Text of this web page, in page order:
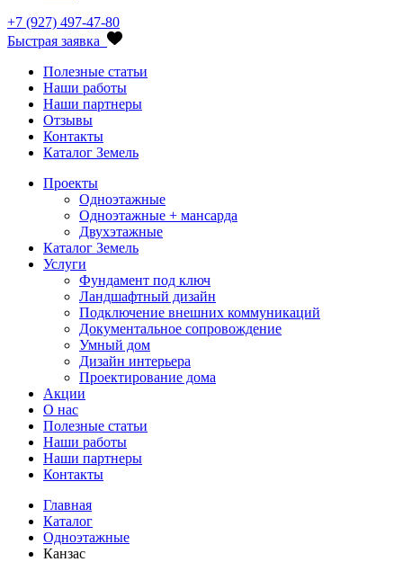
+7 (927) 497-47-80
Быстрая заявка
Полезные статьи
Наши работы
Наши партнеры
Отзывы
Контакты
Каталог Земель
Проекты
Одноэтажные
Одноэтажные + мансарда
Двухэтажные
Каталог Земель
Услуги
Фундамент под ключ
Ландшафтный дизайн
Подключение внешних коммуникаций
Документальное сопровождение
Умный дом
Дизайн интерьера
Проектирование дома
Акции
О нас
Полезные статьи
Наши работы
Наши партнеры
Контакты
Главная
Каталог
Одноэтажные
Канзас